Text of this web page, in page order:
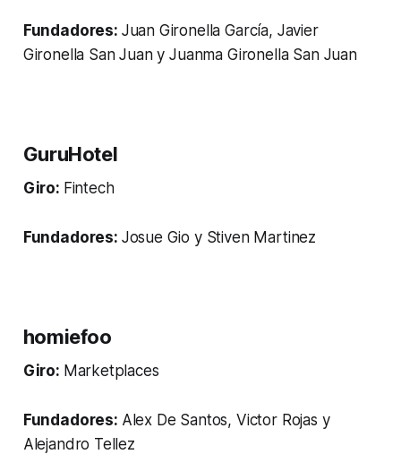
Fundadores: Juan Gironella García, Javier
Gironella San Juan y Juanma Gironella San Juan
GuruHotel
Giro: Fintech
Fundadores: Josue Gio y Stiven Martinez
homiefoo
Giro: Marketplaces
Fundadores: Alex De Santos, Victor Rojas y
Alejandro Tellez